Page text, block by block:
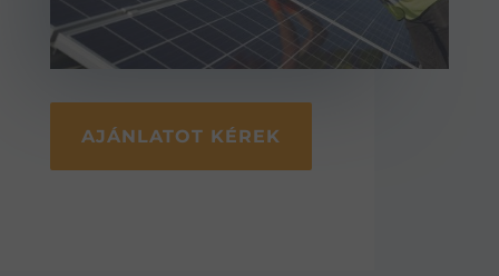
AJÁNLATOT KÉREK